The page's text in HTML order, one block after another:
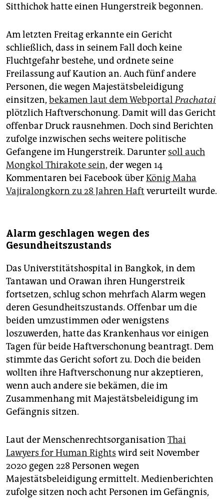
Sitthichok hatte einen Hungerstreik begonnen.
Am letzten Freitag erkannte ein Gericht
schließlich, dass in seinem Fall doch keine
Fluchtgefahr bestehe, und ordnete seine
Freilassung auf Kaution an. Auch fünf andere
Personen, die wegen Majestätsbeleidigung
einsitzen, bekamen laut dem WebportalPrachatai
plötzlich Haftverschonung. Damit will das Gericht
offenbar Druck rausnehmen. Doch sind Berichten
zufolge inzwischen sechs weitere politische
Gefangene im Hungerstreik. Darunter soll auch
Mongkol Thirakote sein, der wegen 14
Kommentaren bei Facebook überKönig Maha
Vajiralongkorn zu 28 Jahren Haft verurteilt wurde.
Alarm geschlagen wegen des
Gesundheitszustands
Das Universtitätshospital in Bangkok, in dem
Tantawan und Orawan ihren Hungerstreik
fortsetzen, schlug schon mehrfach Alarm wegen
deren Gesundheitszustands. Offenbar um die
beiden umzustimmen oder wenigstens
loszuwerden, hatte das Krankenhaus vor einigen
Tagen für beide Haftverschonung beantragt. Dem
stimmte das Gericht sofort zu. Doch die beiden
wollten ihre Haftverschonung nur akzeptieren,
wenn auch andere sie bekämen, die im
Zusammenhang mit Majestätsbeleidigung im
Gefängnis sitzen.
Laut der Menschenrechtsorganisation Thai
Lawyers for Human Rights wird seit November
2020 gegen 228 Personen wegen
Majestätsbeleidigung ermittelt. Medienberichten
zufolge sitzen noch acht Personen im Gefängnis,